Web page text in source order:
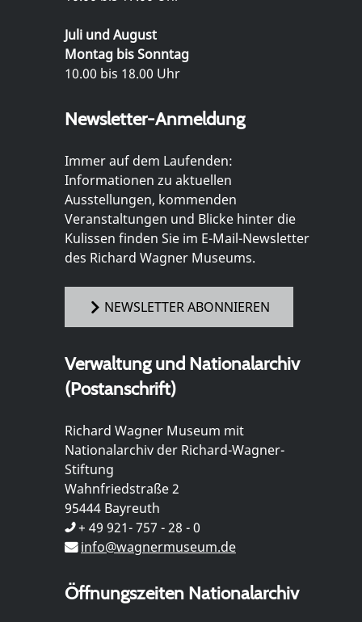
Juli und August
Montag bis Sonntag
10.00 bis 18.00 Uhr
Newsletter-Anmeldung
Immer auf dem Laufenden:
Informationen zu aktuellen
Ausstellungen, kommenden
Veranstaltungen und Blicke hinter die
Kulissen finden Sie im E-Mail-Newsletter
des Richard Wagner Museums.
NEWSLETTER ABONNIEREN
Verwaltung und Nationalarchiv
(Postanschrift)
Richard Wagner Museum mit
Nationalarchiv der Richard-Wagner-
Stiftung
Wahnfriedstraße 2
95444 Bayreuth
+ 49 921- 757 - 28 - 0
info@wagnermuseum.de
Öffnungszeiten Nationalarchiv